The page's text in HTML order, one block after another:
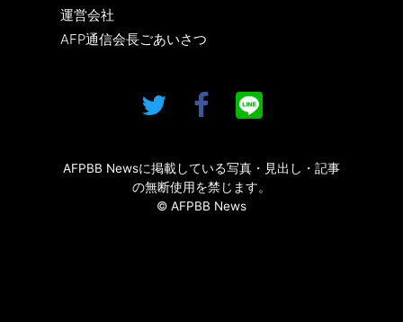
運営会社
AFP通信会長ごあいさつ
AFPBB Newsに掲載している写真・見出し・記事
の無断使用を禁じます。
© AFPBB News